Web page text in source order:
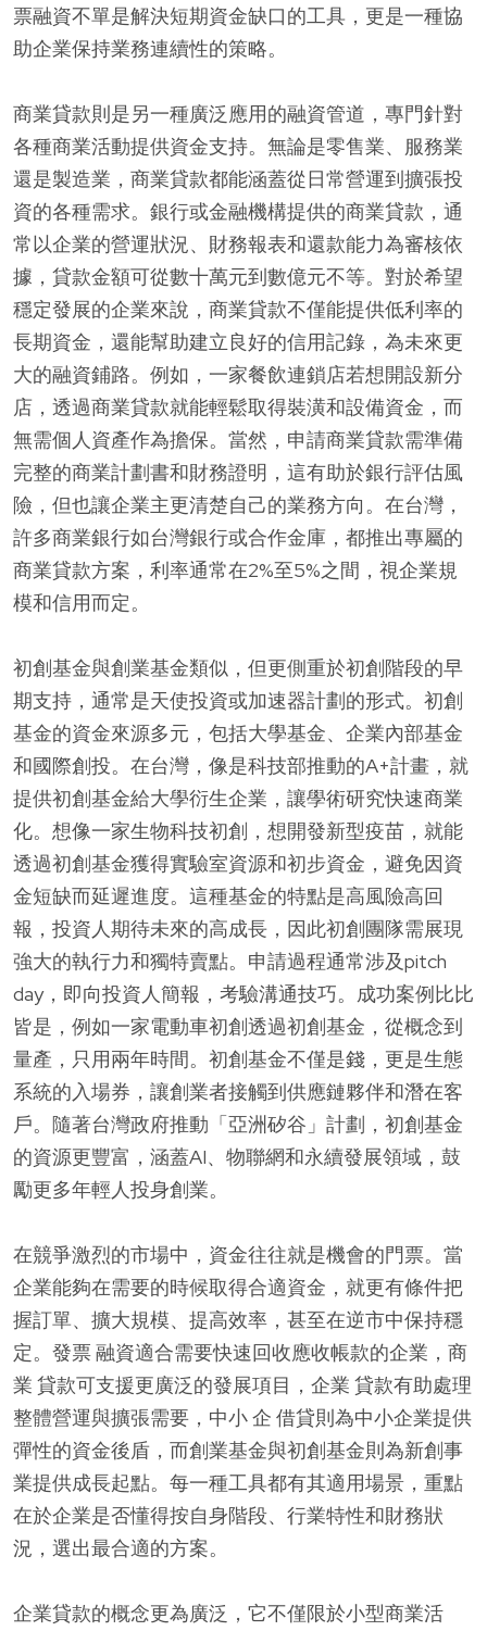
票融資不單是解決短期資金缺口的工具，更是一種協
助企業保持業務連續性的策略。
商業貸款則是另一種廣泛應用的融資管道，專門針對
各種商業活動提供資金支持。無論是零售業、服務業
還是製造業，商業貸款都能涵蓋從日常營運到擴張投
資的各種需求。銀行或金融機構提供的商業貸款，通
常以企業的營運狀況、財務報表和還款能力為審核依
據，貸款金額可從數十萬元到數億元不等。對於希望
穩定發展的企業來說，商業貸款不僅能提供低利率的
長期資金，還能幫助建立良好的信用記錄，為未來更
大的融資鋪路。例如，一家餐飲連鎖店若想開設新分
店，透過商業貸款就能輕鬆取得裝潢和設備資金，而
無需個人資產作為擔保。當然，申請商業貸款需準備
完整的商業計劃書和財務證明，這有助於銀行評估風
險，但也讓企業主更清楚自己的業務方向。在台灣，
許多商業銀行如台灣銀行或合作金庫，都推出專屬的
商業貸款方案，利率通常在2%至5%之間，視企業規
模和信用而定。
初創基金與創業基金類似，但更側重於初創階段的早
期支持，通常是天使投資或加速器計劃的形式。初創
基金的資金來源多元，包括大學基金、企業內部基金
和國際創投。在台灣，像是科技部推動的A+計畫，就
提供初創基金給大學衍生企業，讓學術研究快速商業
化。想像一家生物科技初創，想開發新型疫苗，就能
透過初創基金獲得實驗室資源和初步資金，避免因資
金短缺而延遲進度。這種基金的特點是高風險高回
報，投資人期待未來的高成長，因此初創團隊需展現
強大的執行力和獨特賣點。申請過程通常涉及pitch
day，即向投資人簡報，考驗溝通技巧。成功案例比比
皆是，例如一家電動車初創透過初創基金，從概念到
量產，只用兩年時間。初創基金不僅是錢，更是生態
系統的入場券，讓創業者接觸到供應鏈夥伴和潛在客
戶。隨著台灣政府推動「亞洲矽谷」計劃，初創基金
的資源更豐富，涵蓋AI、物聯網和永續發展領域，鼓
勵更多年輕人投身創業。
在競爭激烈的市場中，資金往往就是機會的門票。當
企業能夠在需要的時候取得合適資金，就更有條件把
握訂單、擴大規模、提高效率，甚至在逆市中保持穩
定。發票 融資適合需要快速回收應收帳款的企業，商
業 貸款可支援更廣泛的發展項目，企業 貸款有助處理
整體營運與擴張需要，中小 企 借貸則為中小企業提供
彈性的資金後盾，而創業基金與初創基金則為新創事
業提供成長起點。每一種工具都有其適用場景，重點
在於企業是否懂得按自身階段、行業特性和財務狀
況，選出最合適的方案。
企業貸款的概念更為廣泛，它不僅限於小型商業活